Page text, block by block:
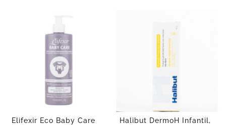
Elifexir Eco Baby Care
Halibut DermoH Infantil,